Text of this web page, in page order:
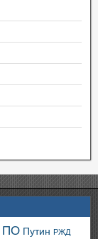
ПО Путин РЖД